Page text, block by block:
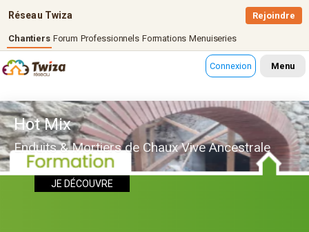
Réseau Twiza
Chantiers Forum Professionnels Formations Menuiseries
Rejoindre
Connexion Menu
Hot Mix
Enduits & Mortiers de Chaux Vive Ancestrale
JE DÉCOUVRE